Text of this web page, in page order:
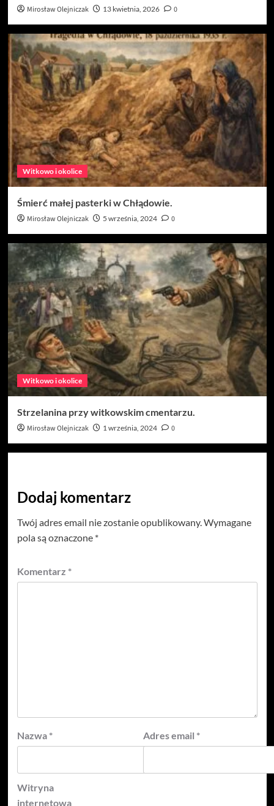
Mirosław Olejniczak 13 kwietnia, 2026 0
Witkowo i okolice
Śmierć małej pasterki w Chłądowie.
Mirosław Olejniczak 5 września, 2024 0
Witkowo i okolice
Strzelanina przy witkowskim cmentarzu.
Mirosław Olejniczak 1 września, 2024 0
Dodaj komentarz
Twój adres email nie zostanie opublikowany.Wymagane
pola są oznaczone *
Komentarz *
Nazwa * Adres email *
Witryna
internetowa